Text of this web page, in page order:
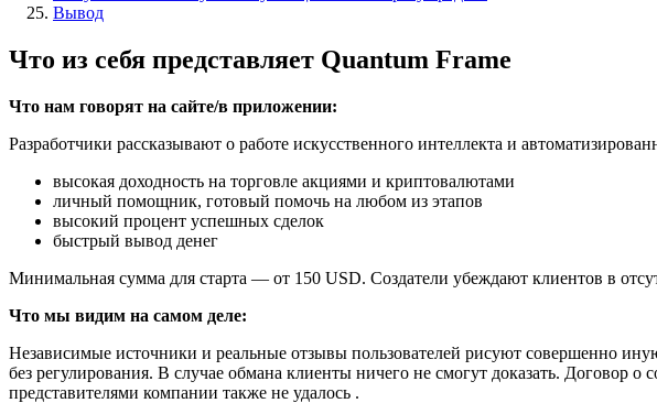
Вывод
Что из себя представляет Quantum Frame
Что нам говорят на сайте/в приложении:
Разработчики рассказывают о работе искусственного интеллекта и
высокая доходность на торговле акциями и криптовалютами
личный помощник, готовый помочь на любом из этапов
высокий процент успешных сделок
быстрый вывод денег
Минимальная сумма для старта — от 150 USD. Создатели убеждают клиентов в
Что мы видим на самом деле:
Независимые источники и реальные отзывы пользователей рисуют совершенно
без регулирования. В случае обмана клиенты ничего не смогут доказать. Договор
представителями компании также не удалось .